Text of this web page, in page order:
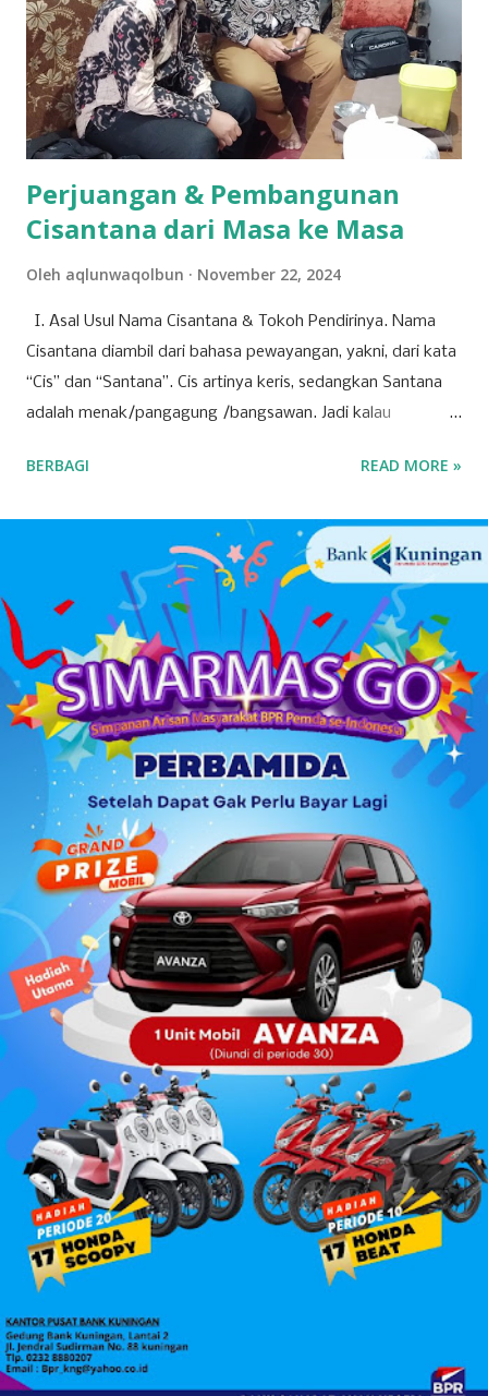
dalam waktu dekat, yaitu diskusi publik yang membahas
mengenai kesehatan mental. "Sebetulnya donasi buku itu
rangkaian kegiatan dari acara diskusi publik. Karena Sinergis
juga memiliki kegiatan rutinan yang tujuannya agar
meningkatkan minat baca dan literasi," jelas Elsa Nur
Sabela, Wakil Ketua Sinergis, s...
Perjuangan & Pembangunan
Cisantana dari Masa ke Masa
Oleh aqlunwaqolbun November 22, 2024
I. Asal Usul Nama Cisantana & Tokoh Pendirinya. Nama
Cisantana diambil dari bahasa pewayangan, yakni, dari kata
“Cis” dan “Santana”. Cis artinya keris, sedangkan Santana
adalah menak/pangagung /bangsawan. Jadi kalau
pangagung/ bangsawan, atau juga bisa berarti seorang
melambangkan pamor kebangsawanan, pemberani, dan
menunjukkan orang-orang Cisantana ini punya trah
bangsawan/ningrat, berwibawa, berpendidikan. Menurut
cerita leluhur, Cis = keris dari seorang bangsawan/menak
tersebut melayang dan jatuh di blok
pangbadakan/sekarang blok Cimantri sebelah utara Dusun
Malaraman, dahulu disana tempatnya pangguyangan badak
(badak mandi lumpur) dan dari Pena/ pulpen yang sering
dipakai menulis oleh bangsawan tersebut terbanglah ke
Panulisan, maka sangatlah kental ada istilah Cisantana-
Panulisan . Wilayah Kabupaten Kuningan, sudah disebut
dalam jaman keraja...
BERBAGI READ MORE »